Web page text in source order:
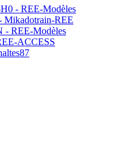
- REE-Modèles
Mikadotrain-REE
- REE-Modèles
ACCESS